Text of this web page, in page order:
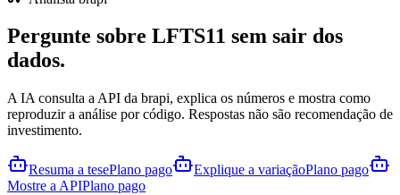
Pergunte sobre LFTS11 sem sair dos
dados.
A IA consulta a API da brapi, explica os números e mostra como
reproduzir a análise por código. Respostas não são recomendação de
investimento.
Resuma a tesePlano pago Explique a variaçãoPlano pago
Mostre a APIPlano pago